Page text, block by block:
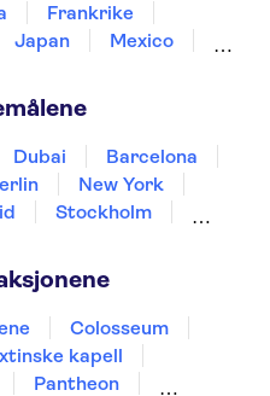
Frankrike
Japan
Mexico
Dubai
Barcelona
New York
Stockholm
Colosseum
kapell
Pantheon